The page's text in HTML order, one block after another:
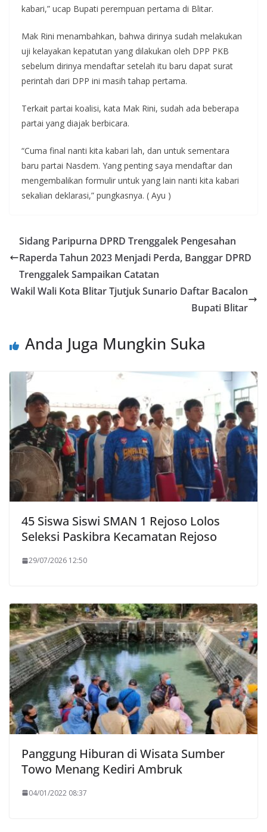
kabari,” ucap Bupati perempuan pertama di Blitar.
Mak Rini menambahkan, bahwa dirinya sudah melakukan
uji kelayakan kepatutan yang dilakukan oleh DPP PKB
sebelum dirinya mendaftar setelah itu baru dapat surat
perintah dari DPP ini masih tahap pertama.
Terkait partai koalisi, kata Mak Rini, sudah ada beberapa
partai yang diajak berbicara.
“Cuma final nanti kita kabari lah, dan untuk sementara
baru partai Nasdem. Yang penting saya mendaftar dan
mengembalikan formulir untuk yang lain nanti kita kabari
sekalian deklarasi,” pungkasnya. ( Ayu )
Sidang Paripurna DPRD Trenggalek Pengesahan
Raperda Tahun 2023 Menjadi Perda, Banggar DPRD
Trenggalek Sampaikan Catatan
Wakil Wali Kota Blitar Tjutjuk Sunario Daftar Bacalon
Bupati Blitar
Anda Juga Mungkin Suka
45 Siswa Siswi SMAN 1 Rejoso Lolos
Seleksi Paskibra Kecamatan Rejoso
29/07/2026 12:50
Panggung Hiburan di Wisata Sumber
Towo Menang Kediri Ambruk
04/01/2022 08:37